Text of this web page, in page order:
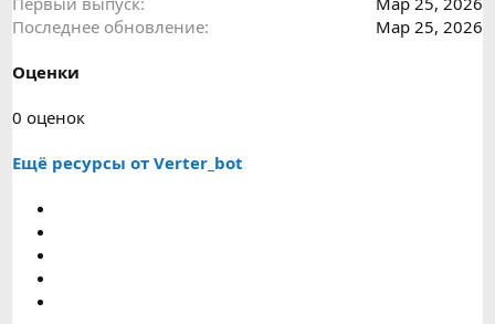
Последнее обновление
Мар 25, 2026
Оценки
0
0
0 оценок
Ещё ресурсы от Verter_bot